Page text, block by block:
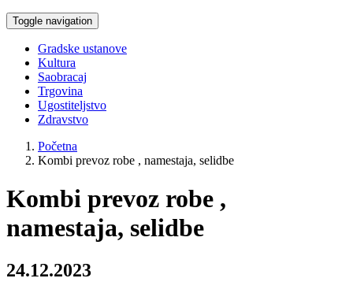
Toggle navigation
Gradske ustanove
Kultura
Saobracaj
Trgovina
Ugostiteljstvo
Zdravstvo
Početna
Kombi prevoz robe , namestaja, selidbe
Kombi prevoz robe ,
namestaja, selidbe
24.12.2023